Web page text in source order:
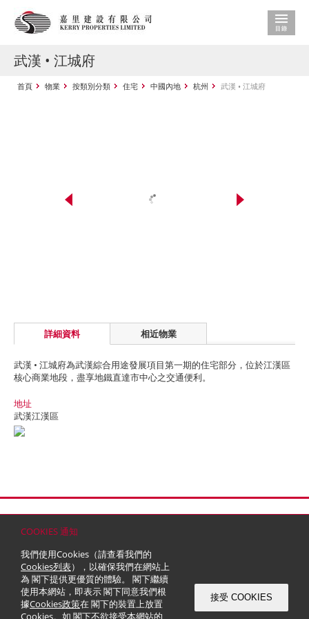
COOKIES 通知
我們使用Cookies（請查看我們的
Cookies列表），以確保我們在網站上
為 閣下提供更優質的體驗。 閣下繼續
使用本網站，即表示 閣下同意我們根
據Cookies政策在 閣下的裝置上放置
Cookies。如 閣下不欲接受本網站的
接受 COOKIES
武漢 • 江城府
首頁 物業 按類別分類 住宅 中國內地 杭州 武漢 • 江城府
詳細資料 相近物業
武漢 • 江城府為武漢綜合用途發展項目第一期的住宅部分，位於江漢區
核心商業地段，盡享地鐵直達市中心之交通便利。
地址
武漢江漢區
© 2026 嘉里建設有限公司 (於百慕達註冊成立之有限公司)